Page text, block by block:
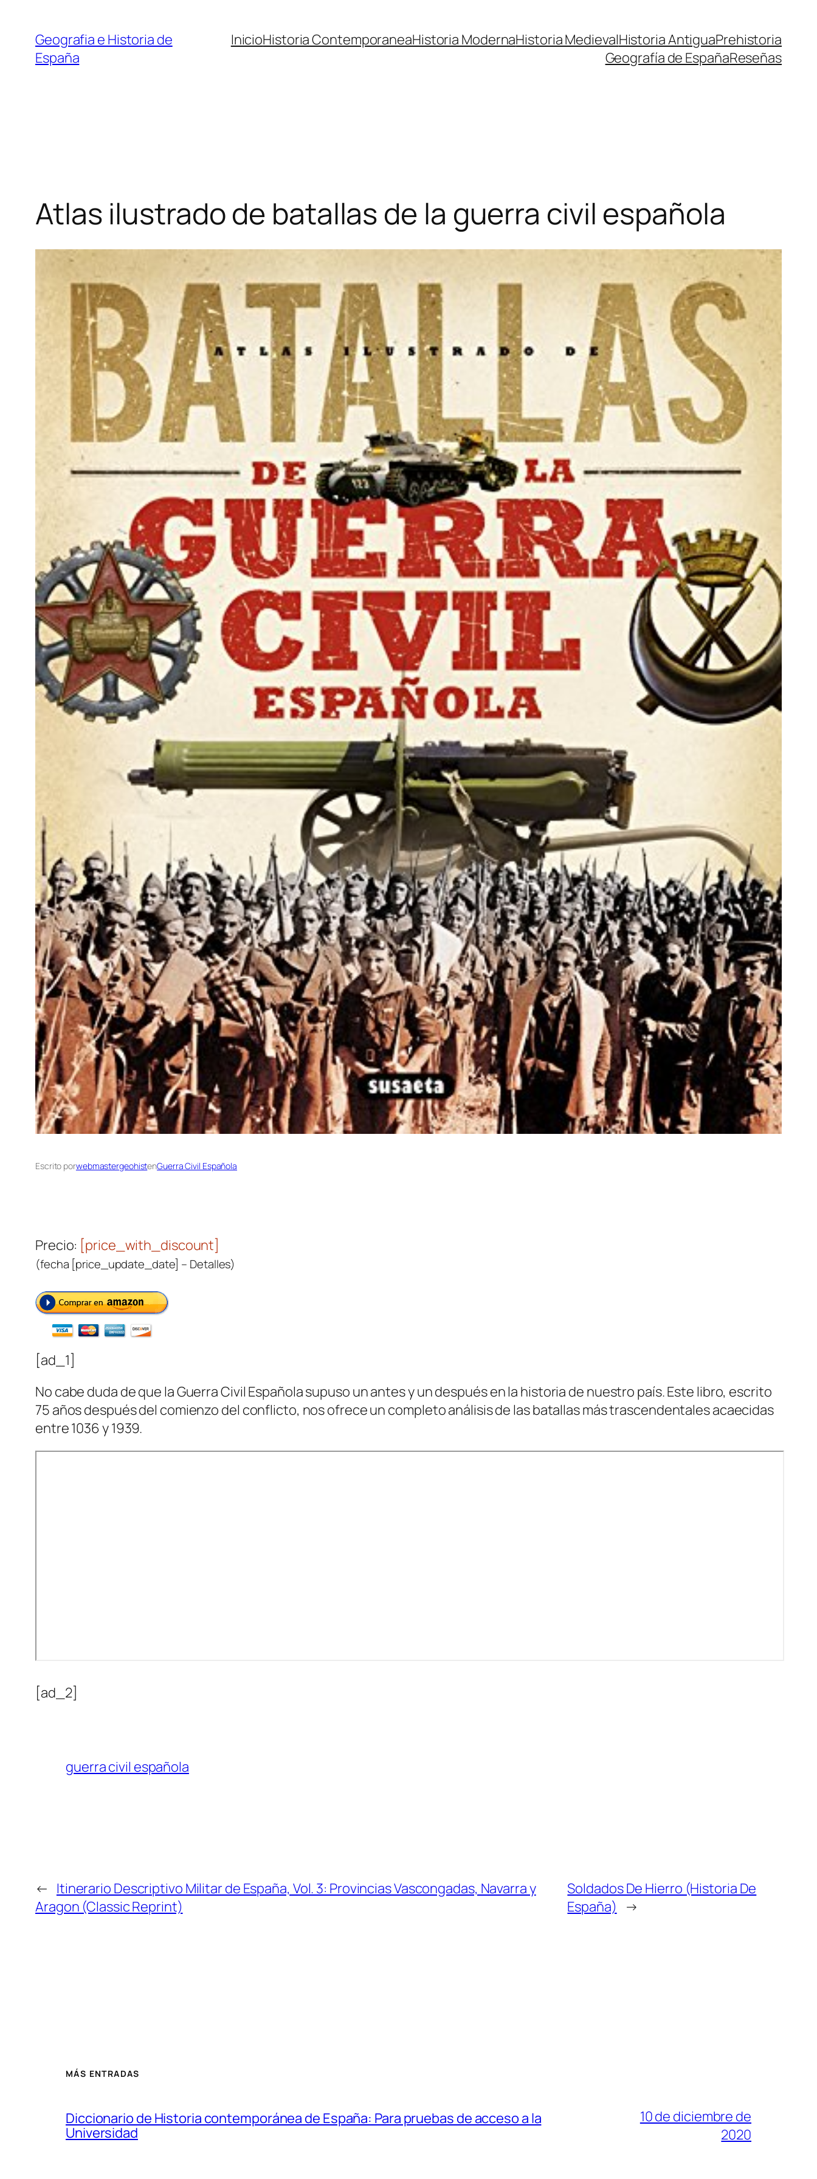
contenido
Geografia e Historia de
España
InicioHistoria ContemporaneaHistoria ModernaHistoria MedievalHistoria AntiguaPrehistoria
Geografía de EspañaReseñas
Atlas ilustrado de batallas de la guerra civil española
Escrito porwebmastergeohistenGuerra Civil Española
Precio: [price_with_discount]
(fecha [price_update_date] – Detalles)
[ad_1]
No cabe duda de que la Guerra Civil Española supuso un antes y un después en la historia de nuestro país. Este libro, escrito
75 años después del comienzo del conflicto, nos ofrece un completo análisis de las batallas más trascendentales acaecidas
entre 1036 y 1939.
[ad_2]
guerra civil española
← Itinerario Descriptivo Militar de España, Vol. 3: Provincias Vascongadas, Navarra y
Aragon (Classic Reprint)
Soldados De Hierro (Historia De
España)
→
MÁS ENTRADAS
Diccionario de Historia contemporánea de España: Para pruebas de acceso a la
Universidad
10 de diciembre de
2020